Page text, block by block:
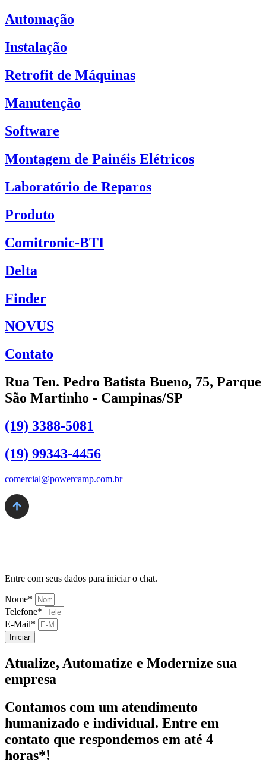
Automação
Instalação
Retrofit de Máquinas
Manutenção
Software
Montagem de Painéis Elétricos
Laboratório de Reparos
Produto
Comitronic-BTI
Delta
Finder
NOVUS
Contato
Rua Ten. Pedro Batista Bueno, 75, Parque
São Martinho - Campinas/SP
(19) 3388-5081
(19) 99343-4456
comercial@powercamp.com.br
Entre com seus dados para iniciar o chat.
Nome*
Telefone*
E-Mail*
Iniciar
Atualize, Automatize e Modernize sua
empresa
Contamos com um atendimento
humanizado e individual. Entre em
contato que respondemos em até 4
horas*!